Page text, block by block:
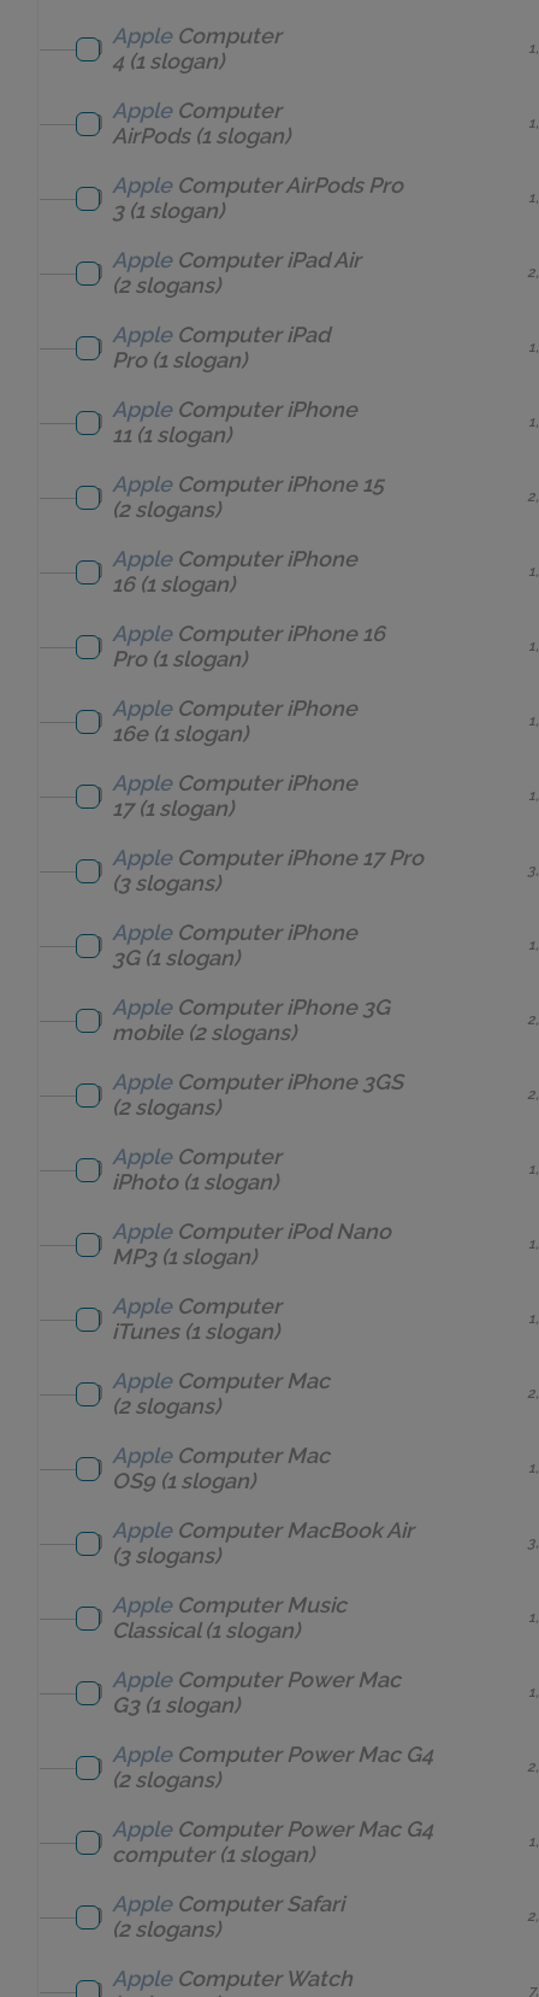
AppleComputer
4 (1 slogan)
AppleComputer
AirPods(1 slogan)
AppleComputerAirPods Pro
3(1 slogan)
AppleComputeriPad Air
(2 slogans)
AppleComputeriPad
Pro(1 slogan)
AppleComputeriPhone
11 (1 slogan)
AppleComputeriPhone 15
(2 slogans)
AppleComputeriPhone
16(1 slogan)
AppleComputeriPhone 16
Pro(1 slogan)
AppleComputeriPhone
16e(1 slogan)
AppleComputeriPhone
17(1 slogan)
AppleComputeriPhone 17 Pro
(3 slogans)
AppleComputeriPhone
3G(1 slogan)
AppleComputeriPhone 3G
mobile(2 slogans)
AppleComputeriPhone 3GS
(2 slogans)
AppleComputer
iPhoto(1 slogan)
AppleComputeriPod Nano
MP3(1 slogan)
AppleComputer
iTunes(1 slogan)
AppleComputerMac
(2 slogans)
AppleComputerMac
OS9 (1 slogan)
AppleComputerMacBook Air
(3 slogans)
AppleComputerMusic
Classical(1 slogan)
AppleComputerPower Mac
G3(1 slogan)
AppleComputerPower Mac G4
(2 slogans)
AppleComputerPower Mac G4
computer(1 slogan)
AppleComputerSafari
(2 slogans)
AppleComputerWatch